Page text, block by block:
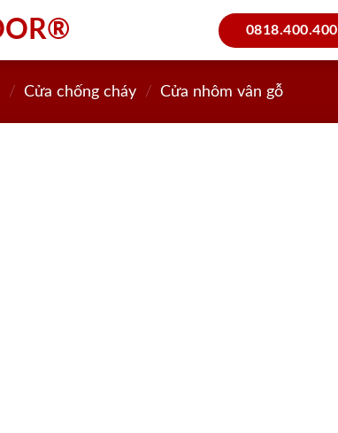
0818.400.400
/ Cửa chống cháy / Cửa nhôm vân gỗ